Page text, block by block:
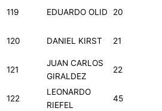
119 EDUARDO OLID 20
120 DANIEL KIRST 21
121
JUAN CARLOS
GIRALDEZ
22
122
LEONARDO
RIEFEL
45